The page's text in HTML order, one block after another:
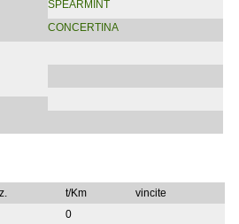
SPEARMINT
CONCERTINA
t/Km
vincite
0